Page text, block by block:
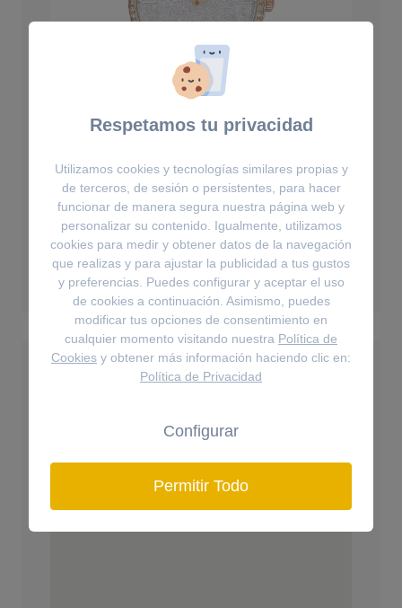
Relojes
Reloj Cosmopolitan
250€
Respetamos tu privacidad
Utilizamos cookies y tecnologías similares propias y
de terceros, de sesión o persistentes, para hacer
funcionar de manera segura nuestra página web y
personalizar su contenido. Igualmente, utilizamos
cookies para medir y obtener datos de la navegación
que realizas y para ajustar la publicidad a tus gustos
y preferencias. Puedes configurar y aceptar el uso
de cookies a continuación. Asimismo, puedes
modificar tus opciones de consentimiento en
cualquier momento visitando nuestra Política de
Cookies y obtener más información haciendo clic en:
Política de Privacidad
Configurar
Permitir Todo